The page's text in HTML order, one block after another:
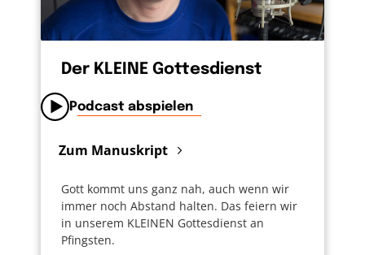
noch nie gesehen hat: es ist nie zu spät, Jesus
kennen zu lernen. Gute Hirten haben auch
viel Geduld.
Der KLEINE Gottesdienst
Podcast abspielen
Zum Manuskript
Gott kommt uns ganz nah, auch wenn wir
immer noch Abstand halten. Das feiern wir
in unserem KLEINEN Gottesdienst an
Pfingsten.